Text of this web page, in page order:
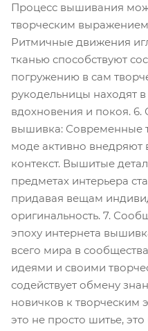
Процесс вышивания
творческим
Ритмичные движения
тканью способствуют
погружению в сам
рукодельницы находят
вдохновения и покоя.
вышивка: Современные
моде активно
контекст. Вышитые
предметах интерьера
придавая вещам
оригинальность. 7.
эпоху интернета
всего мира в
идеями и своими
содействует обмену
новичков к творческим
это не просто шитье,